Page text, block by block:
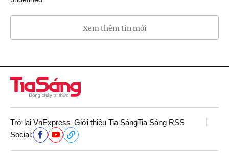
Xem thêm tin mới
Trở lại VnExpress Giới thiệu Tia SángTia Sáng RSS
Social: